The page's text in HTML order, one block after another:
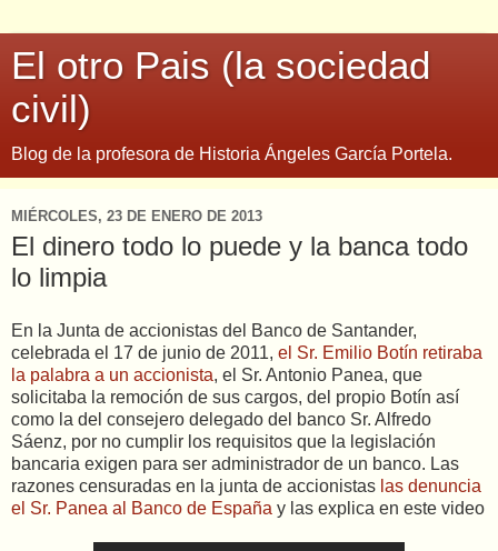
El otro Pais (la sociedad
civil)
Blog de la profesora de Historia Ángeles García Portela.
MIÉRCOLES, 23 DE ENERO DE 2013
El dinero todo lo puede y la banca todo
lo limpia
En la Junta de accionistas del Banco de Santander,
celebrada el 17 de junio de 2011, el Sr. Emilio Botín retiraba
la palabra a un accionista, el Sr. Antonio Panea, que
solicitaba la remoción de sus cargos, del propio Botín así
como la del consejero delegado del banco Sr. Alfredo
Sáenz, por no cumplir los requisitos que la legislación
bancaria exigen para ser administrador de un banco. Las
razones censuradas en la junta de accionistas las denuncia
el Sr. Panea al Banco de España y las explica en este video